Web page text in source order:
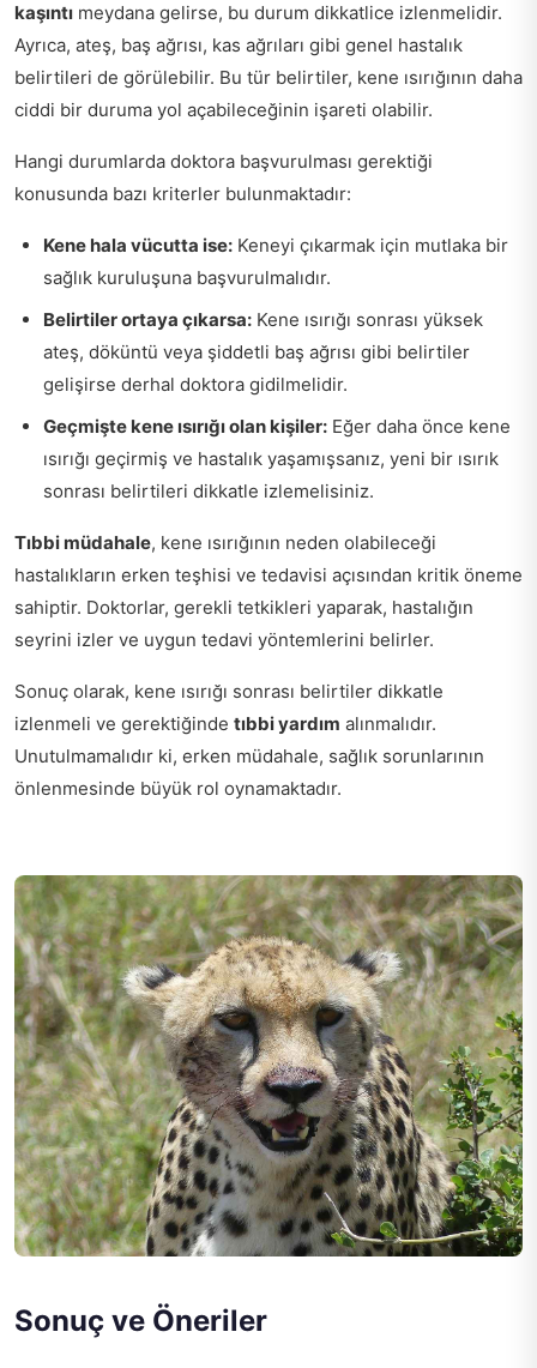
kaşıntı meydana gelirse, bu durum dikkatlice izlenmelidir.
Ayrıca, ateş, baş ağrısı, kas ağrıları gibi genel hastalık
belirtileri de görülebilir. Bu tür belirtiler, kene ısırığının daha
ciddi bir duruma yol açabileceğinin işareti olabilir.
Hangi durumlarda doktora başvurulması gerektiği
konusunda bazı kriterler bulunmaktadır:
Kene hala vücutta ise: Keneyi çıkarmak için mutlaka bir
sağlık kuruluşuna başvurulmalıdır.
Belirtiler ortaya çıkarsa: Kene ısırığı sonrası yüksek
ateş, döküntü veya şiddetli baş ağrısı gibi belirtiler
gelişirse derhal doktora gidilmelidir.
Geçmişte kene ısırığı olan kişiler: Eğer daha önce kene
ısırığı geçirmiş ve hastalık yaşamışsanız, yeni bir ısırık
sonrası belirtileri dikkatle izlemelisiniz.
Tıbbi müdahale, kene ısırığının neden olabileceği
hastalıkların erken teşhisi ve tedavisi açısından kritik öneme
sahiptir. Doktorlar, gerekli tetkikleri yaparak, hastalığın
seyrini izler ve uygun tedavi yöntemlerini belirler.
Sonuç olarak, kene ısırığı sonrası belirtiler dikkatle
izlenmeli ve gerektiğinde tıbbi yardım alınmalıdır.
Unutulmamalıdır ki, erken müdahale, sağlık sorunlarının
önlenmesinde büyük rol oynamaktadır.
Sonuç ve Öneriler